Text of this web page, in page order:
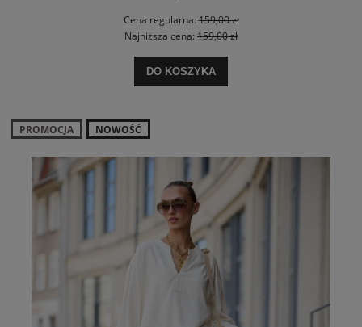
Cena regularna:159,00 zł
Najniższa cena: 159,00 zł
DO KOSZYKA
PROMOCJA NOWOŚĆ